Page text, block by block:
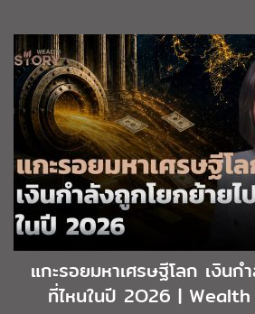
แกะรอยมหาเศรษฐีโลก เงินก
ที่ไหนในปี 2O26 |